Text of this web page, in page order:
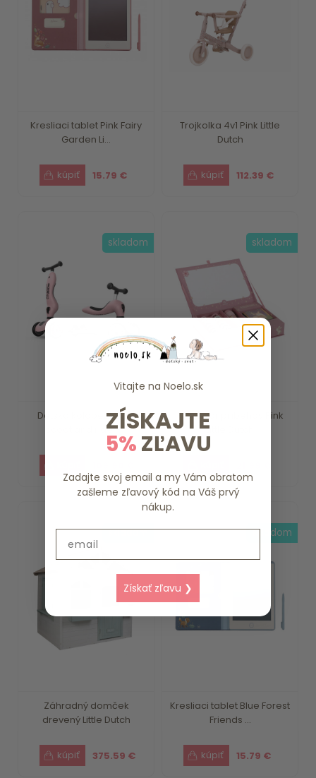
Kresliaci tablet Pink Fairy
Garden Li...
15.79 €
Trojkolka 4v1 Pink Little
Dutch
112.39 €
Detská kolobežka 2v1
scoot and ride -...
skladom
Projektor príbehov Pink
Little Dutch
skladom
Záhradný domček
drevený Little Dutch
375.59 €
skladom
Kresliaci tablet Blue Forest
Friends ...
15.79 €
skladom
Vitajte na Noelo.sk
ZÍSKAJTE
5%ZĽAVU
Zadajte svoj email a my Vám obratom
zašleme zľavový kód na Váš prvý
nákup.
Získať zľavu ❯